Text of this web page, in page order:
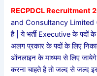
RECPDCL Recruitment
and Consultancy Limited
है | ये भर्ती Executive के पदों के
अलग प्रकार के पदों के लिए
ऑनलाइन के माध्यम से लिए
करना चाहते है तो जल्द से जल्द